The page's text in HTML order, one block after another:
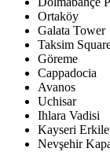
Ortaköy
Galata Tower
Taksim
Göreme
Cappadocia
Avanos
Uchisar
Ihlara Vadisi
Kayseri
Nevşehir